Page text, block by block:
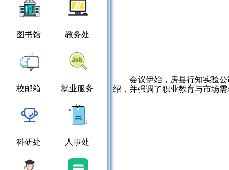
图书馆 教务处
校邮箱 就业服务
科研处 人事处
会议伊始，房县行知实验
绍，并强调了职业教育与市场